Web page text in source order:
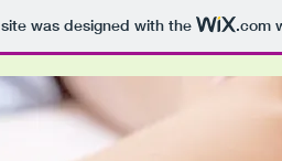
was designed with the .com